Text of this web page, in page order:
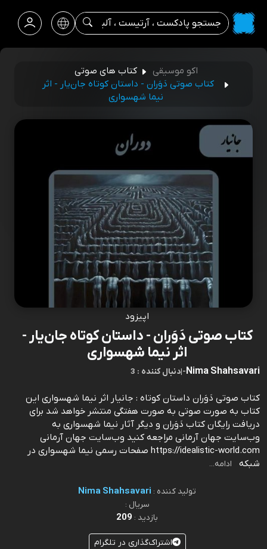
اکو موسیقی
کتاب های صوتی
کتاب صوتی دَوَران - داستان کوتاه جان‌یار - اثر
نیما شهسواری
اپیزود
کتاب صوتی دَوَران - داستان کوتاه جان‌یار -
اثر نیما شهسواری
Nima Shahsavari
-
|3 : دنبال کننده
کتاب صوتی دَوَران داستان کوتاه : جانیار اثر نیما شهسواری این
کتاب به صورت صوتی به صورت هفتگی منتشر خواهد شد برای
دریافت رایگان کتاب دَوَران و دیگر آثار نیما شهسواری به
وب‌سایت جهان آرمانی مراجعه کنید وب‌سایت جهان آرمانی
https://idealistic-world.com صفحات رسمی نیما شهسواری در
شبکه
ادامه...
تولید کننده : Nima Shahsavari
سریال :
بازدید : 209
اشتراک‌گذاری در تلگرام